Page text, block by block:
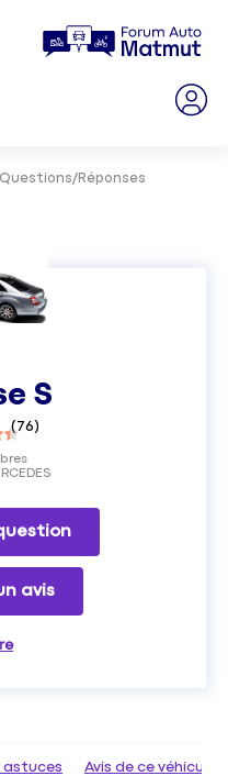
Questions/Réponses
S
(76)
avis
astuces Avis de ce véhicule